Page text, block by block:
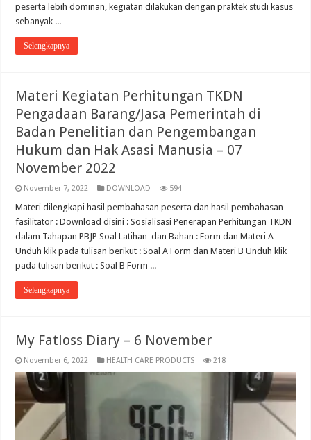
peserta lebih dominan, kegiatan dilakukan dengan praktek studi kasus
sebanyak ...
Selengkapnya
Materi Kegiatan Perhitungan TKDN
Pengadaan Barang/Jasa Pemerintah di
Badan Penelitian dan Pengembangan
Hukum dan Hak Asasi Manusia – 07
November 2022
November 7, 2022 DOWNLOAD 594
Materi dilengkapi hasil pembahasan peserta dan hasil pembahasan
fasilitator : Download disini : Sosialisasi Penerapan Perhitungan TKDN
dalam Tahapan PBJP Soal Latihan dan Bahan : Form dan Materi A
Unduh klik pada tulisan berikut : Soal A Form dan Materi B Unduh klik
pada tulisan berikut : Soal B Form ...
Selengkapnya
My Fatloss Diary – 6 November
November 6, 2022 HEALTH CARE PRODUCTS 218